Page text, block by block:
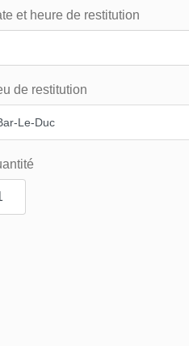
et heure de restitution
de restitution